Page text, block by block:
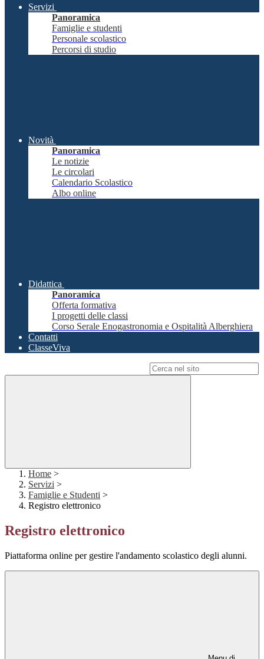
Servizi
Panoramica
Famiglie e studenti
Personale scolastico
Percorsi di studio
Novità
Panoramica
Le notizie
Le circolari
Calendario Scolastico
Albo online
Didattica
Panoramica
Offerta formativa
I progetti delle classi
Corso Serale Enogastronomia e Ospitalità Alberghiera
Contatti
ClasseViva
Home >
Servizi >
Famiglie e Studenti >
Registro elettronico
Registro elettronico
Piattaforma online per gestire l'andamento scolastico degli alunni.